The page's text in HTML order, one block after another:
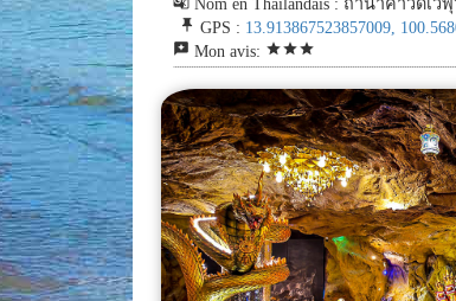
push_pin GPS : 13.913867523857009,
reviews Mon avis: starstarstar